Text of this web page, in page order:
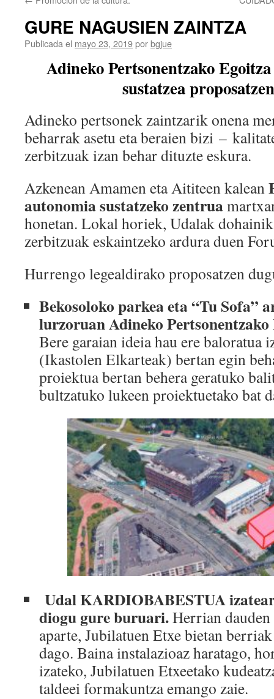
GURE NAGUSIEN ZAINTZA
Publicada el mayo 23, 2019porbgjue
Adineko Pertsonentzako
sustatzea
Adineko pertsonek zaintzarik onena
beharrak asetu eta beraien bizi –
zerbitzuak izan behar dituzte eskura.
Azkenean Amamen eta Aititeen kalean
autonomia sustatzeko zentrua
honetan. Lokal horiek, Udalak
zerbitzuak eskaintzeko ardura duen
Hurrengo legealdirako proposatzen
Bekosoloko parkea eta “Tu Sofa”
lurzoruan Adineko
Bere garaian ideia hau ere baloratua
(Ikastolen Elkarteak) bertan egin
proiektua bertan behera geratuko
bultzatuko lukeen proiektuetako bat
Udal KARDIOBABESTUA
diogu gure buruari.Herrian
aparte, Jubilatuen Etxe bietan
dago. Baina instalazioaz haratago,
izateko, Jubilatuen Etxeetako
taldeei formakuntza emango zaie.